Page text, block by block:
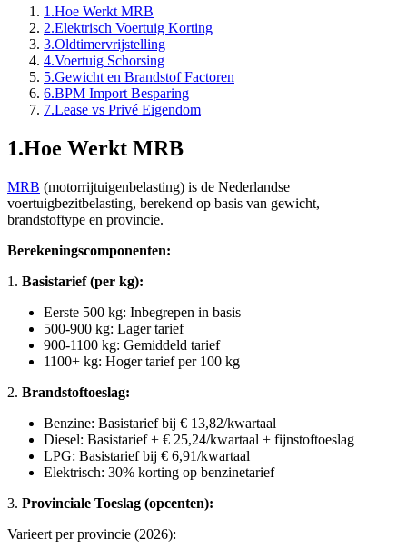
1 .Hoe Werkt MRB
2.Elektrisch Voertuig Korting
3.Oldtimervrijstelling
4.Voertuig Schorsing
5.Gewicht en Brandstof Factoren
6.BPM Import Besparing
7.Lease vs Privé Eigendom
1.Hoe Werkt MRB
MRB (motorrijtuigenbelasting) is de Nederlandse
voertuigbezitbelasting, berekend op basis van gewicht,
brandstoftype en provincie.
Berekeningscomponenten:
1. Basistarief (per kg):
Eerste 500 kg: Inbegrepen in basis
500-900 kg: Lager tarief
900-1100 kg: Gemiddeld tarief
1100+ kg: Hoger tarief per 100 kg
2. Brandstoftoeslag:
Benzine: Basistarief bij € 13,82/kwartaal
Diesel: Basistarief + € 25,24/kwartaal + fijnstoftoeslag
LPG: Basistarief bij € 6,91/kwartaal
Elektrisch: 30% korting op benzinetarief
3. Provinciale Toeslag (opcenten):
Varieert per provincie (2026):